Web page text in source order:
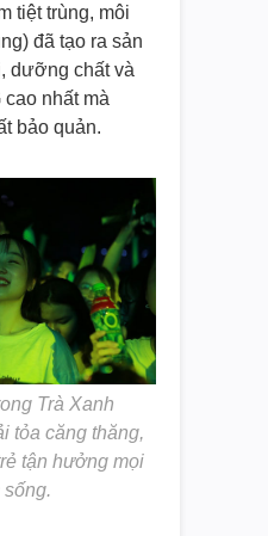
tiệt trùng, môi
đã tạo ra sản
dưỡng chất và
nhất mà
bảo quản.
Trà Xanh
tỏa căng thăng,
tận hưởng mọi